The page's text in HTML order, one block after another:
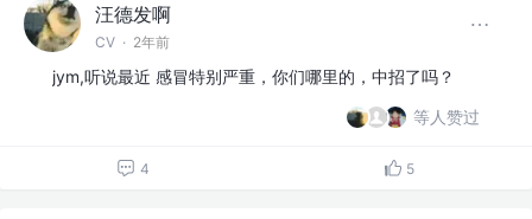
汪德发啊
CV · 2年前
jym,听说最近 感冒特别严重，你们哪里的，中招了吗？
等人赞过
4 5